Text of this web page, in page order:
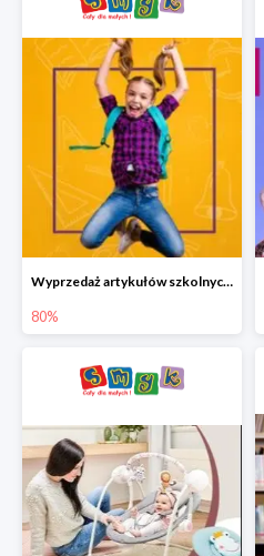
Wyprzedaż artykułów szkolnych w Smyku do -80%
80%